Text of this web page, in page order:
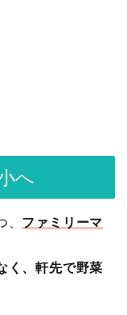
へ
ファミリーマ
く、軒先で野菜